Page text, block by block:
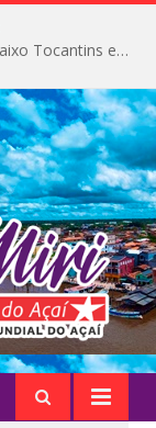
Igarapé-Miri conquista o melhor IDEB do Baixo Tocantins e avança na qualidade da educação pública